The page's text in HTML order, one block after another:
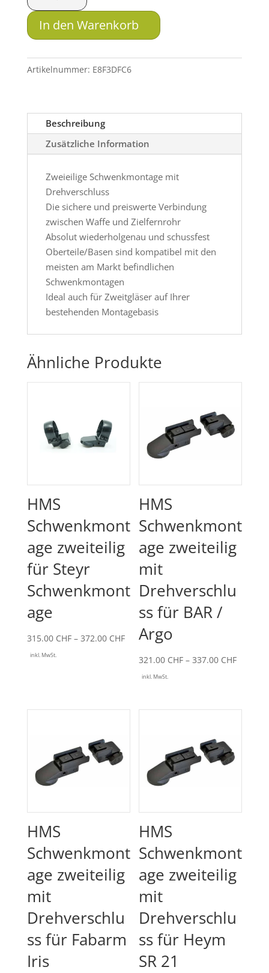
Schwenkmontage
zweiteilig
mit
für
Menge
In den Warenkorb
Artikelnummer: E8F3DFC6
Beschreibung
Zusätzliche Information
Zweieilige Schwenkmontage mit
Drehverschluss
Die sichere und preiswerte Verbindung
zwischen Waffe und Zielfernrohr
Absolut wiederholgenau und schussfest
Oberteile/Basen sind kompatibel mit den
meisten am Markt befindlichen
Schwenkmontagen
Ideal auch für Zweitgläser auf Ihrer
bestehenden Montagebasis
Ähnliche Produkte
HMS
Schwenkmont
age zweiteilig
für Steyr
Schwenkmont
age
315.00 CHF – 372.00 CHFPreisspanne:
inkl. MwSt.
HMS
Schwenkmont
age zweiteilig
mit
Drehverschlu
ss für BAR /
Argo
321.00 CHF –337.00 CHF
inkl. MwSt.
HMS
Schwenkmont
age zweiteilig
mit
Drehverschlu
ss für Fabarm
Iris
HMS
Schwenkmont
age zweiteilig
mit
Drehverschlu
ss für Heym
SR 21